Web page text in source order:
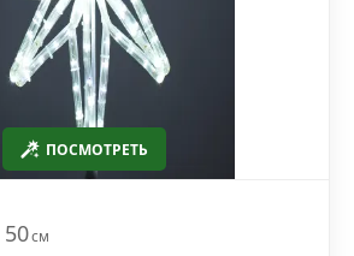
ПОСМОТРЕТЬ
50см